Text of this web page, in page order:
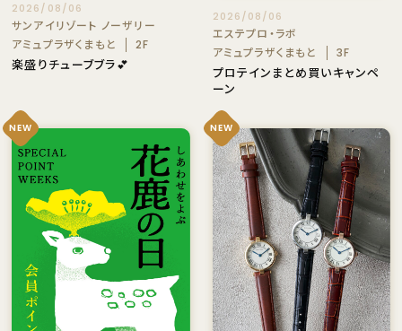
2026/08/06
サンアイリゾート ノーザリー
アミュプラザくまもと
2F
楽盛りチューブブラ💕
2026/08/06
エステプロ・ラボ
アミュプラザくまもと
3F
プロテインまとめ買いキャンペ
ーン
NEW NEW